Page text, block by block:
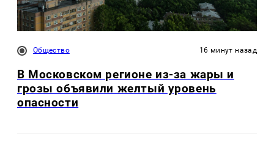
Общество 16 минут назад
В Московском регионе из-за жары и
грозы объявили желтый уровень
опасности